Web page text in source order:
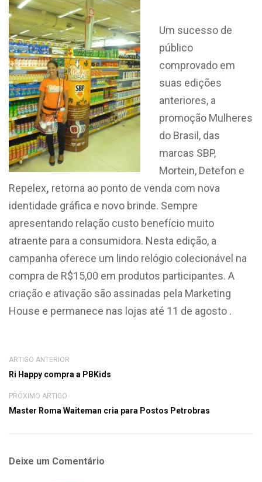
Um sucesso de
público
comprovado em
suas edições
anteriores, a
promoção Mulheres
do Brasil, das
marcas SBP,
Mortein, Detefon e
Repelex, retorna ao ponto de venda com nova
identidade gráfica e novo brinde. Sempre
apresentando relação custo benefício muito
atraente para a consumidora. Nesta edição, a
campanha oferece um lindo relógio colecionável na
compra de R$15,00 em produtos participantes. A
criação e ativação são assinadas pela Marketing
House e permanece nas lojas até 11 de agosto .
ARTIGO ANTERIOR
Ri Happy compra a PBKids
PRÓXIMO ARTIGO
Master Roma Waiteman cria para Postos Petrobras
Deixe um Comentário